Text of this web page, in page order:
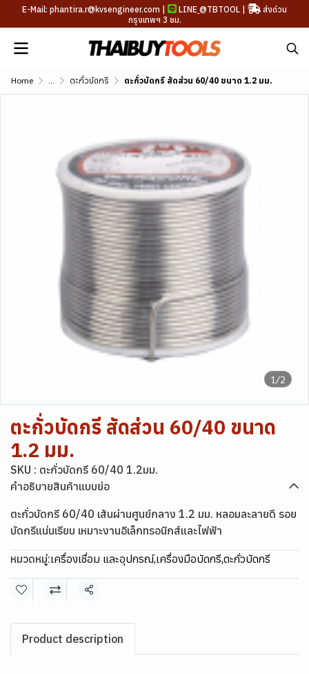
E-Mail: phantira.r@kvsengineer.com | LINE @TBTOOL |
ส่งด่วน
กรุงเทพฯ 3 ชม.
Home ... ตะกั่วบัดกรี ตะกั่วบัดกรี สัดส่วน 60/40 ขนาด 1.2 มม.
1/2
ตะกั่วบัดกรี สัดส่วน 60/40 ขนาด
1.2 มม.
SKU : ตะกั่วบัดกรี 60/40 1.2มม.
คำอธิบายสินค้าแบบย่อ
ตะกั่วบัดกรี 60/40 เส้นผ่านศูนย์กลาง 1.2 มม. หลอมละลายดี รอย
บัดกรีแน่นเรียบ เหมาะงานอิเล็กทรอนิกส์และไฟฟ้า
หมวดหมู่:เครื่องเชื่อม และอุปกรณ์,เครื่องมือบัดกรี,ตะกั่วบัดกรี
แชร์
Product description